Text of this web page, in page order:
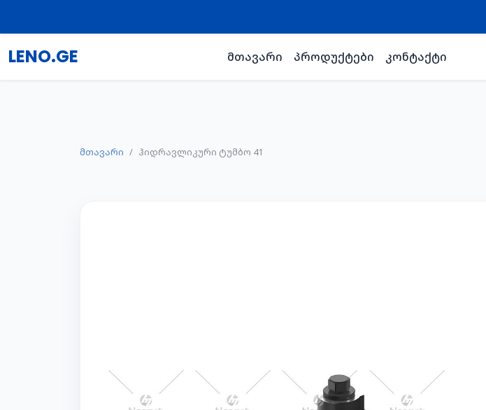
LENO.GE მთავარი პროდუქტები კონტაქტი
მთავარი ჰიდრავლიკური ტუმბო 41